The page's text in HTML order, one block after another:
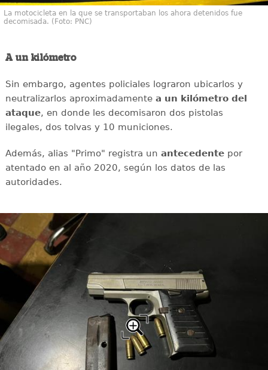
La motocicleta en la que se transportaban los ahora detenidos fue
decomisada. (Foto: PNC)
A un kilómetro
Sin embargo, agentes policiales lograron ubicarlos y
neutralizarlos aproximadamente a un kilómetro del
ataque, en donde les decomisaron dos pistolas
ilegales, dos tolvas y 10 municiones.
Además, alias "Primo" registra un antecedentepor
atentado en al año 2020, según los datos de las
autoridades.